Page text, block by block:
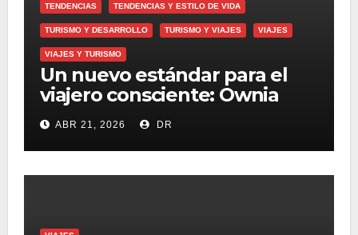
TENDENCIAS TENDENCIAS Y ESTILO DE VIDA
TURISMO Y DESARROLLO TURISMO Y VIAJES VIAJES
VIAJES Y TURISMO
Un nuevo estándar para el
viajero consciente: Ownia
Collection se alía con
Regenera Luxury
ABR 21, 2026 DR